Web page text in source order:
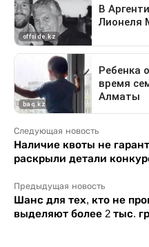
Следующая новость
Наличие квоты не
раскрыли детали
Предыдущая новость
Шанс для тех, кто не
выделяют более 2 тыс.